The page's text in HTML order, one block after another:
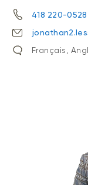
418 220-0528
Français,